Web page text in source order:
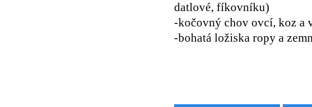
datlové, fíkovníku)
-kočovný chov ovcí, koz a
-bohatá ložiska ropy a